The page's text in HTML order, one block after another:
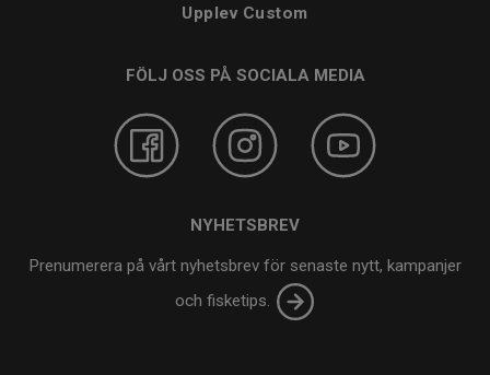
Upplev Custom
FÖLJ OSS PÅ SOCIALA MEDIA
NYHETSBREV
Prenumerera på vårt nyhetsbrev för senaste nytt, kampanjer
och fisketips.